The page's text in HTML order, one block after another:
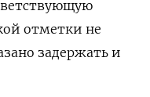
отметки не
задержать и